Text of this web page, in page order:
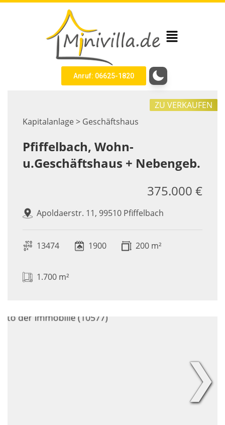
Anruf: 06625-1820
Kapitalanlage > Geschäftshaus
ZU VERKAUFEN
Pfiffelbach, Wohn-
u.Geschäftshaus + Nebengeb.
Apoldaerstr. 11, 99510 Pfiffelbach
375.000 €
13474 1900 200 m²
1.700 m²
❯